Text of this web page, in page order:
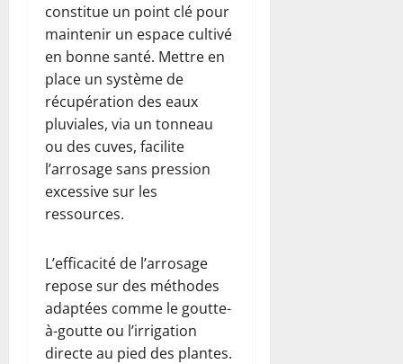
constitue un point clé pour
maintenir un espace cultivé
en bonne santé. Mettre en
place un système de
récupération des eaux
pluviales, via un tonneau
ou des cuves, facilite
l’arrosage sans pression
excessive sur les
ressources.
L’efficacité de l’arrosage
repose sur des méthodes
adaptées comme le goutte-
à-goutte ou l’irrigation
directe au pied des plantes.